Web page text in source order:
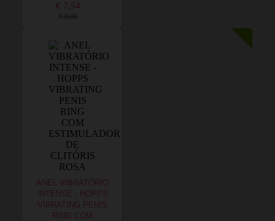
€ 7,54
€ 9,08
ANEL VIBRATÓRIO
INTENSE - HOPPS
VIBRATING PENIS
RING COM